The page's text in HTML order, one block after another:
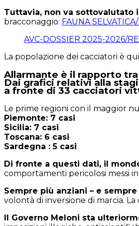
Tuttavia, non va sottovalutato
bracconaggio: FAUNA
AVC-DOSSIER 2025-2026/
La popolazione dei cacciatori è
Allarmante è il rapporto
Dai grafici relativi alla
a fronte di 33 cacciatori
Le prime regioni con il maggior
Piemonte: 7 casi
Sicilia: 7 casi
Toscana: 6 casi
Sardegna : 5 casi
Di fronte a questi dati, il
comportamenti pericolosi messi
Sempre più anziani – e
volontà di inversione di marcia.
Il Governo Meloni sta